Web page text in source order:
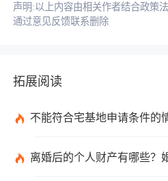
声明:以上内容由相关作者结合政策
通过意见反馈联系删除
拓展阅读
不能符合宅基地申请条件的情况有哪些？申请宅
离婚后的个人财产有哪些？婚前个人财